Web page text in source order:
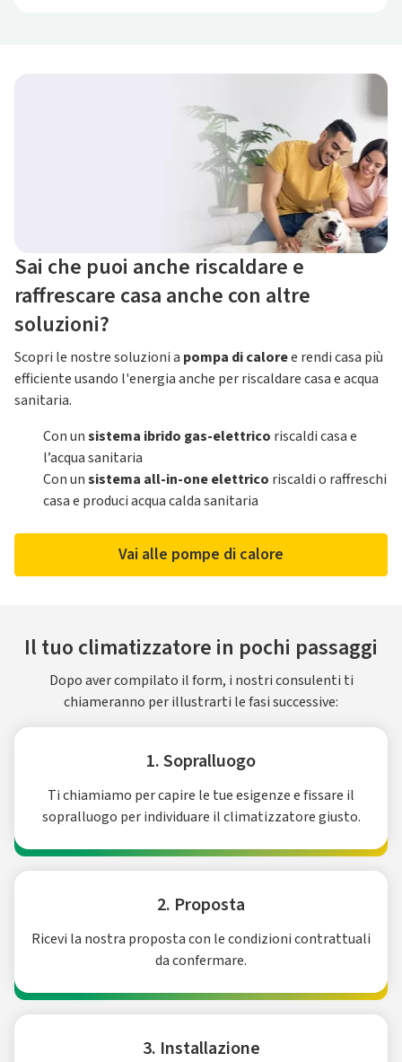
Sai che puoi anche riscaldare e
raffrescare casa anche con altre
soluzioni?
Scopri le nostre soluzioni a pompa di caloree rendi casa più
efficiente usando l'energia anche per riscaldare casa e acqua
sanitaria.
Con unsistema ibrido gas-elettrico riscaldi casa e
l’acqua sanitaria
Con unsistema all-in-one elettrico riscaldi o raffreschi
casa e produci acqua calda sanitaria
Vai alle pompe di calore
Il tuo climatizzatore in pochi passaggi
Dopo aver compilato il form, i nostri consulenti ti
chiameranno per illustrarti le fasi successive:
1. Sopralluogo
Ti chiamiamo per capire le tue esigenze e fissare il
sopralluogo per individuare il climatizzatore giusto.
2. Proposta
Ricevi la nostra proposta con le condizioni contrattuali
da confermare.
3. Installazione